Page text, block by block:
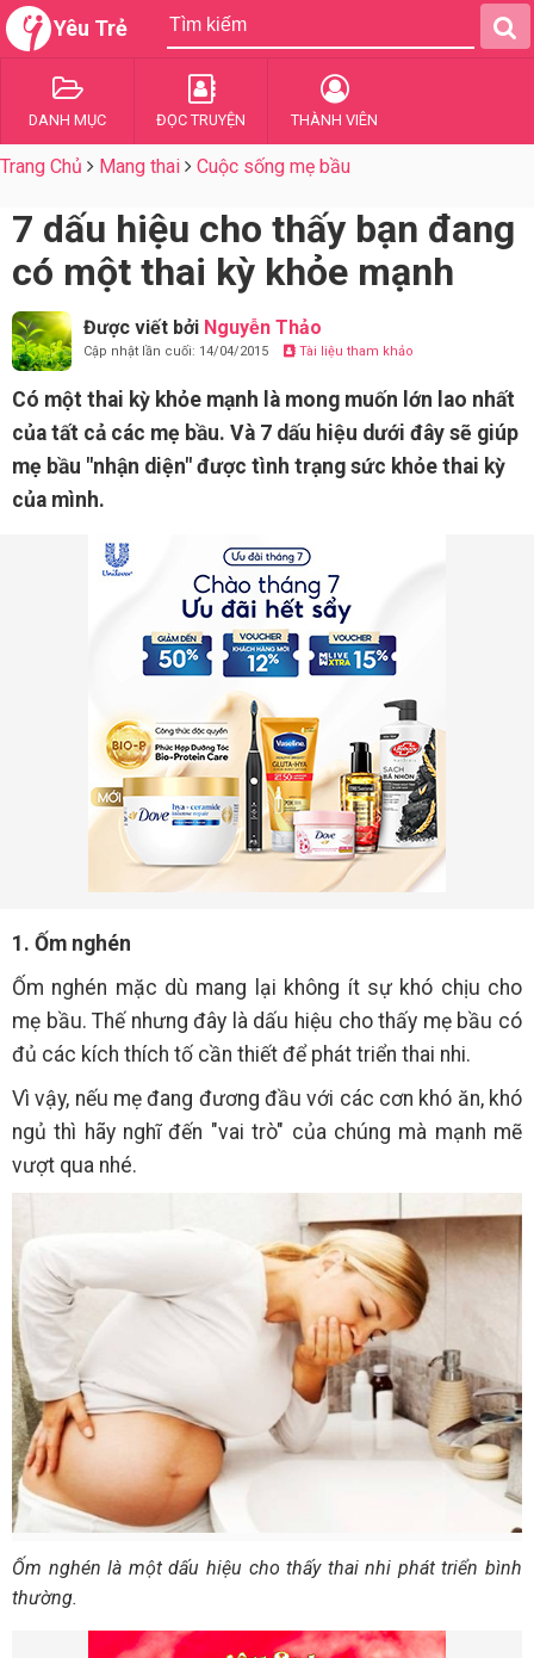
Yêu Trẻ
DANH MỤC ĐỌC TRUYỆN THÀNH VIÊN
Trang Chủ Mang thai Cuộc sống mẹ bầu
7 dấu hiệu cho thấy bạn đang
có một thai kỳ khỏe mạnh
Được viết bởi Nguyễn Thảo
Cập nhật lần cuối: 14/04/2015 Tài liệu tham khảo
Có một thai kỳ khỏe mạnh là mong muốn lớn lao nhất
của tất cả các mẹ bầu. Và 7 dấu hiệu dưới đây sẽ giúp
mẹ bầu "nhận diện" được tình trạng sức khỏe thai kỳ
của mình.
1. Ốm nghén
Ốm nghén mặc dù mang lại không ít sự khó chịu cho
mẹ bầu. Thế nhưng đây là dấu hiệu cho thấy mẹ bầu có
đủ các kích thích tố cần thiết để phát triển thai nhi.
Vì vậy, nếu mẹ đang đương đầu với các cơn khó ăn, khó
ngủ thì hãy nghĩ đến "vai trò" của chúng mà mạnh mẽ
vượt qua nhé.
Ốm nghén là một dấu hiệu cho thấy thai nhi phát triển bình
thường.